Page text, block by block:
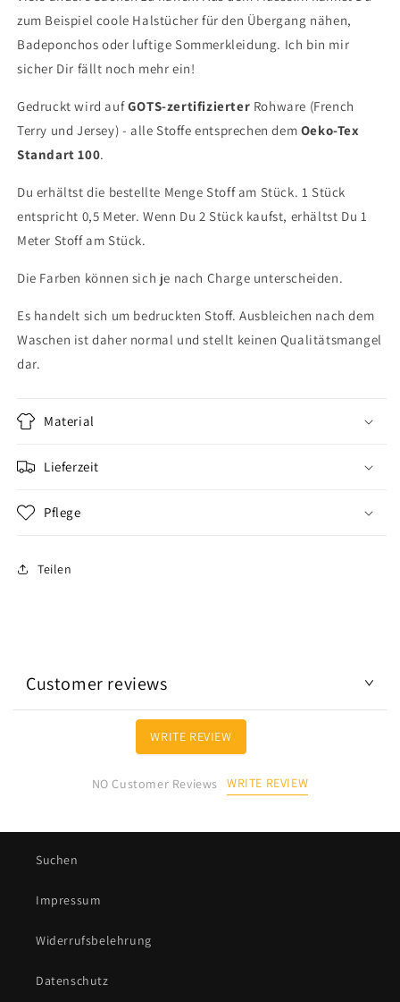
zum Beispiel coole Halstücher für den Übergang nähen,
Badeponchos oder luftige Sommerkleidung. Ich bin mir
sicher Dir fällt noch mehr ein!
Gedruckt wird aufGOTS-zertifizierter Rohware (French
Terry und Jersey) - alle Stoffe entsprechen dem Oeko-Tex
Standart 100.
Du erhältst die bestellte Menge Stoff am Stück. 1 Stück
entspricht 0,5 Meter. Wenn Du 2 Stück kaufst, erhältst Du 1
Meter Stoff am Stück.
Die Farben können sich je nach Charge unterscheiden.
Es handelt sich um bedruckten Stoff. Ausbleichen nach dem
Waschen ist daher normal und stellt keinen Qualitätsmangel
dar.
Material
Lieferzeit
Pflege
Teilen
Customer reviews
WRITE REVIEW
NO Customer Reviews WRITE REVIEW
Suchen
Impressum
Widerrufsbelehrung
Datenschutz